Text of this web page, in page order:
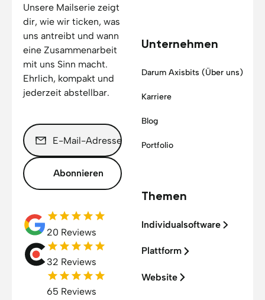
Unsere Mailserie zeigt
dir, wie wir ticken, was
uns antreibt und wann
eine Zusammenarbeit
mit uns Sinn macht.
Ehrlich, kompakt und
jederzeit abstellbar.
Abonnieren
20 Reviews
32 Reviews
65 Reviews
Unternehmen
Darum Axisbits (Über uns)
Karriere
Blog
Portfolio
Themen
Individualsoftware
Plattform
Website